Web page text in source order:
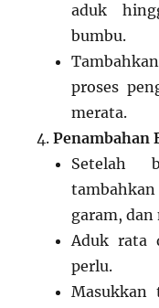
aduk
bumbu.
proses
merata.
Penambahan
Setelah
garam, dan
Aduk rata
perlu.
Masukkan